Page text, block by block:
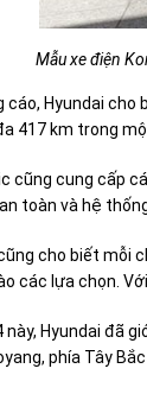
Mẫu xe điện
cáo, Hyundai cho
417 km trong
cũng cung cấp
toàn và hệ
cho biết mỗi
các lựa chọn.
này, Hyundai đã
phía Tây